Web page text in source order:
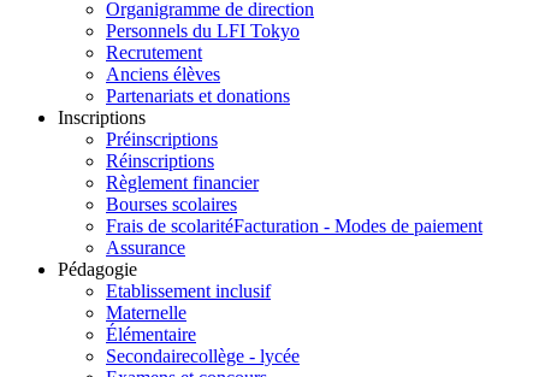
Organigramme de direction
Personnels du LFI Tokyo
Recrutement
Anciens élèves
Partenariats et donations
Inscriptions
Préinscriptions
Réinscriptions
Règlement financier
Bourses scolaires
Frais de scolaritéFacturation - Modes de paiement
Assurance
Pédagogie
Etablissement inclusif
Maternelle
Élémentaire
Secondairecollège - lycée